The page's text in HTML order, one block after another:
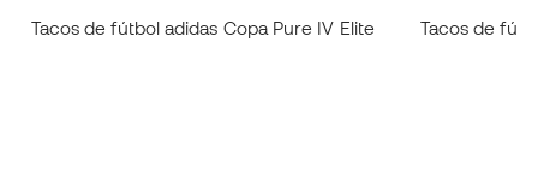
Tacos de fútbol adidas Copa Pure IV Elite Tacos de